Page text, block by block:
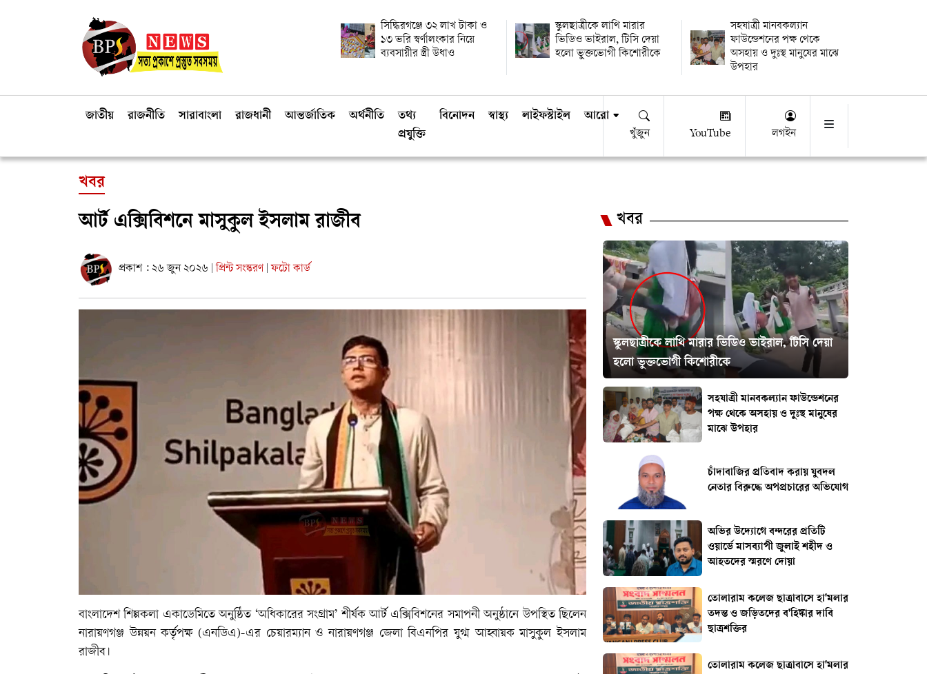
সিদ্ধিরগঞ্জে ৩২ লাখ টাকা ও
১৩ ভরি স্বর্ণালংকার নিয়ে
ব্যবসায়ীর স্ত্রী উধাও
স্কুলছাত্রীকে লাথি মারার
ভিডিও ভাইরাল, টিসি দেয়া
হলো ভুক্তভোগী কিশোরীকে
সহযাত্রী মানবকল্যান
ফাউন্ডেশনের পক্ষ থেকে
অসহায় ও দুঃস্থ মানুষের মাঝে
উপহার
জাতীয় রাজনীতি সারাবাংলা রাজধানী আন্তর্জাতিক অর্থনীতি
তথ্য
প্রযুক্তি
বিনোদন স্বাস্থ্য লাইফস্টাইল আরো
খুঁজুন YouTube লগইন
খবর
আর্ট এক্সিবিশনে মাসুকুল ইসলাম রাজীব
প্রকাশ : ২৬ জুন ২০২৬ প্রিন্ট সংস্করণ ফটো কার্ড
বাংলাদেশ শিল্পকলা একাডেমিতে অনুষ্ঠিত ‘অধিকারের সংগ্রাম’ শীর্ষক আর্ট এক্সিবিশনের সমাপনী অনুষ্ঠানে উপস্থিত ছিলেন
নারায়ণগঞ্জ উন্নয়ন কর্তৃপক্ষ (এনডিএ)-এর চেয়ারম্যান ও নারায়ণগঞ্জ জেলা বিএনপির যুগ্ম আহ্বায়ক মাসুকুল ইসলাম
রাজীব।
খবর
স্কুলছাত্রীকে লাথি মারার ভিডিও ভাইরাল, টিসি দেয়া
হলো ভুক্তভোগী কিশোরীকে
সহযাত্রী মানবকল্যান ফাউন্ডেশনের
পক্ষ থেকে অসহায় ও দুঃস্থ মানুষের
মাঝে উপহার
চাঁদাবাজির প্রতিবাদ করায় যুবদল
নেতার বিরুদ্ধে অপপ্রচারের অভিযোগ
অভির উদ্যোগে বন্দরের প্রতিটি
ওয়ার্ডে মাসব্যাপী জুলাই শহীদ ও
আহতদের স্মরণে দোয়া
তোলারাম কলেজ ছাত্রাবাসে হা'মলার
তদন্ত ও জড়িতদের ব'হিষ্কার দাবি
ছাত্রশক্তির
তোলারাম কলেজ ছাত্রাবাসে হা'মলার